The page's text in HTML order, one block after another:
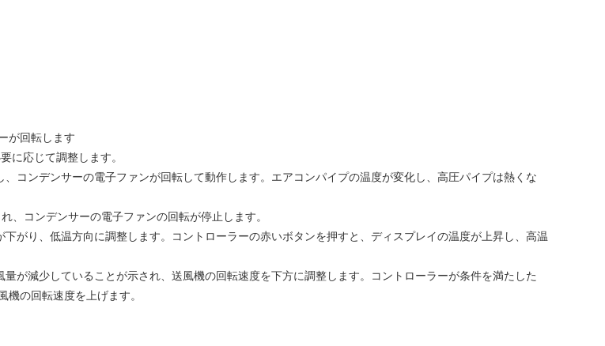
が回転します
に応じて調整します。
コンデンサーの電子ファンが回転して動作します。エアコンパイプの温度が変化し、高圧パイプは熱くな
、コンデンサーの電子ファンの回転が停止します。
がり、低温方向に調整します。コントローラーの赤いボタンを押すと、ディスプレイの温度が上昇し、高温
が減少していることが示され、送風機の回転速度を下方に調整します。コントローラーが条件を満たした
の回転速度を上げます。